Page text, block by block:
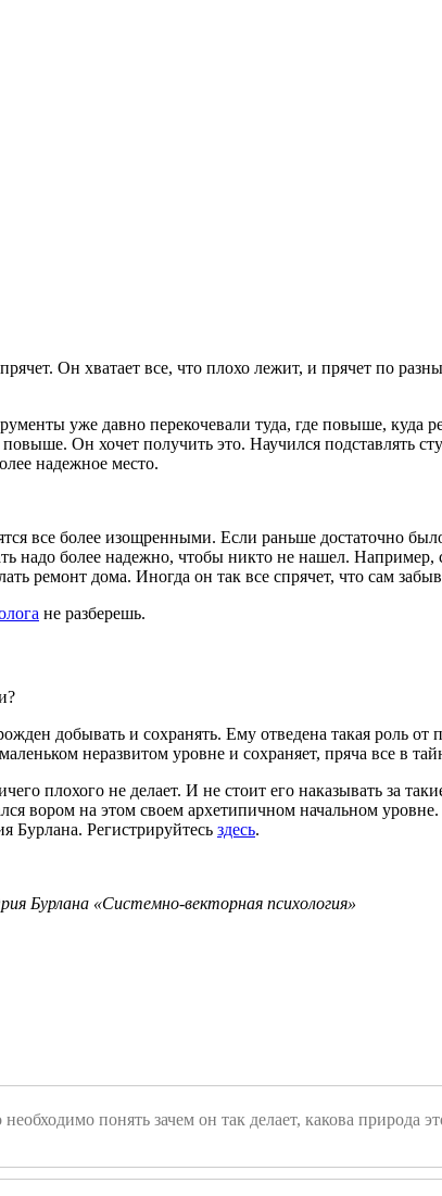
Он хватает все, что плохо лежит, и прячет по
уже давно перекочевали туда, где повыше, куда
Он хочет получить это. Научился подставлять
надежное место.
все более изощренными. Если раньше достаточно
надо более надежно, чтобы никто не нашел.
ремонт дома. Иногда он так все спрячет, что сам
не разберешь.
добывать и сохранять. Ему отведена такая роль
неразвитом уровне и сохраняет, пряча все в
плохого не делает. И не стоит его наказывать за
вором на этом своем архетипичном начальном
Бурлана. Регистрируйтесь здесь.
Бурлана «Системно-векторная психология»
понять зачем он так делает, какова природа